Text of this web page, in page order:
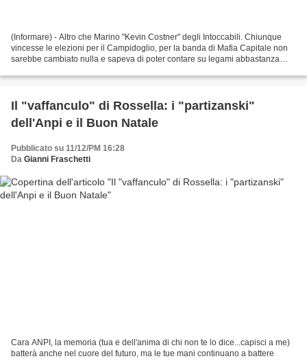
(Informare) - Altro che Marino "Kevin Costner" degli Intoccabili. Chiunque
vincesse le elezioni per il Campidoglio, per la banda di Mafia Capitale non
sarebbe cambiato nulla e sapeva di poter contare su legami abbastanza
Il "vaffanculo" di Rossella: i "partizanski"
dell'Anpi e il Buon Natale
Pubblicato su 11/12/PM 16:28
Da Gianni Fraschetti
Cara ANPI, la memoria (tua e dell'anima di chi non te lo dice...capisci a me)
batterà anche nel cuore del futuro, ma le tue mani continuano a battere